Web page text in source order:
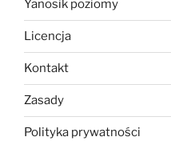
Yanosik poziomy
Licencja
Kontakt
Zasady
Polityka prywatności